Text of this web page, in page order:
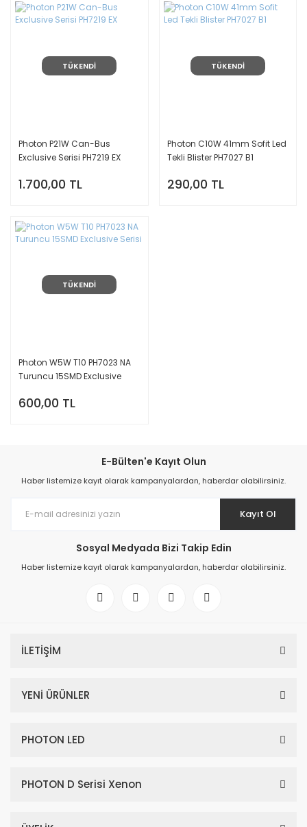
TÜKENDİ
Photon P21W Can-Bus
Exclusive Serisi PH7219 EX
1.700,00 TL
TÜKENDİ
Photon C10W 41mm Sofit Led
Tekli Blister PH7027 B1
290,00 TL
TÜKENDİ
Photon W5W T10 PH7023 NA
Turuncu 15SMD Exclusive
600,00 TL
E-Bülten'e Kayıt Olun
Haber listemize kayıt olarak kampanyalardan, haberdar olabilirsiniz.
Kayıt Ol
Sosyal Medyada Bizi Takip Edin
Haber listemize kayıt olarak kampanyalardan, haberdar olabilirsiniz.
İLETİŞİM
YENİ ÜRÜNLER
PHOTON LED
PHOTON D Serisi Xenon